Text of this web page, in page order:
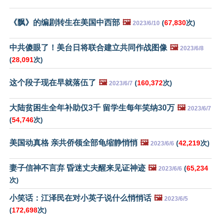
《飘》的编剧转生在美国中西部 🖼️ 2023/6/10 (67,830次)
中共傻眼了！美台日将联合建立共同作战图像 🖼️ 2023/6/8
(28,091次)
这个段子现在早就落伍了 🖼️ 2023/6/7 (160,372次)
大陆贫困生全年补助仅3千 留学生每年笑纳30万 🖼️ 2023/6/7
(54,746次)
美国动真格 亲共侨领全部龟缩静悄悄 🖼️ 2023/6/6 (42,219次)
妻子信神不言弃 昏迷丈夫醒来见证神迹 🖼️ 2023/6/6 (65,234
次)
小笑话：江泽民在对小英子说什么悄悄话 🖼️ 2023/6/5
(172,698次)